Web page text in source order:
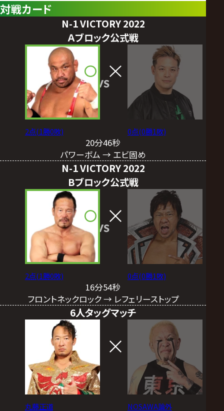
対戦カード
N-1 VICTORY 2022
Ａブロック公式戦
2点(1勝0敗)
VS
0点(0勝1敗)
20分46秒
パワーボム → エビ固め
N-1 VICTORY 2022
Bブロック公式戦
2点(1勝0敗)
VS
0点(0勝1敗)
16分54秒
フロントネックロック → レフェリーストップ
6人タッグマッチ
丸藤正道 NOSAWA論外